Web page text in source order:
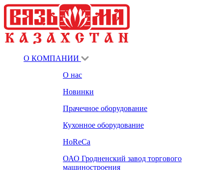
О КОМПАНИИ
О нас
Новинки
Прачечное оборудование
Кухонное оборудование
HoReCa
ОАО Гродненский завод торгового
машиностроения